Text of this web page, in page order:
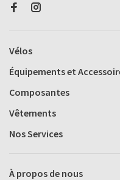
Vélos
Équipements et
Composantes
Vêtements
Nos Services
À propos de nous